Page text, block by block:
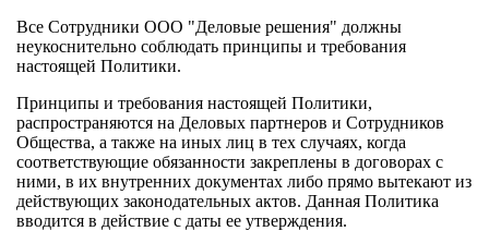
Все Сотрудники ООО "Деловые решения" должны
неукоснительно соблюдать принципы и требования
настоящей Политики.
Принципы и требования настоящей Политики,
распространяются на Деловых партнеров и Сотрудников
Общества, а также на иных лиц в тех случаях, когда
соответствующие обязанности закреплены в договорах с
ними, в их внутренних документах либо прямо вытекают из
действующих законодательных актов. Данная Политика
вводится в действие с даты ее утверждения.